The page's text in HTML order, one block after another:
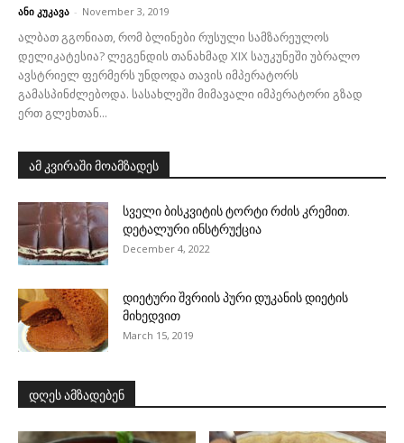
ანი კუკავა - November 3, 2019
ალბათ გგონიათ, რომ ბლინები რუსული სამზარეულოს
დელიკატესია? ლეგენდის თანახმად XIX საუკუნეში უბრალო
ავსტრიელ ფერმერს უნდოდა თავის იმპერატორს
გამასპინძლებოდა. სასახლეში მიმავალი იმპერატორი გზად
ერთ გლეხთან...
ამ კვირაში მოამზადეს
სველი ბისკვიტის ტორტი რძის კრემით.
დეტალური ინსტრუქცია
December 4, 2022
დიეტური შვრიის პური დუკანის დიეტის
მიხედვით
March 15, 2019
დღეს ამზადებენ